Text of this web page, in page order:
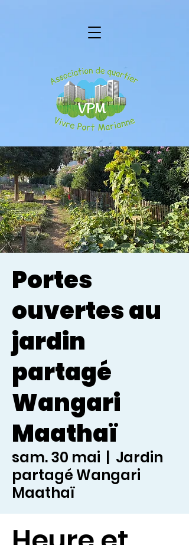
Portes
ouvertes au
jardin
partagé
Wangari
Maathaï
sam. 30 mai
  |
Jardin
partagé Wangari
Maathaï